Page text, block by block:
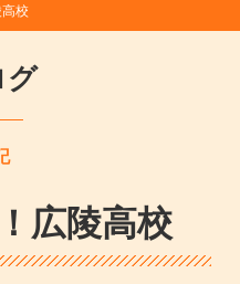
校
グ
広陵高校